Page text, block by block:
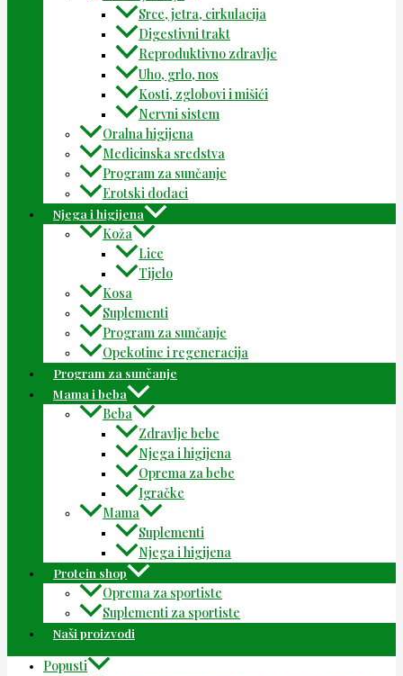
Srce, jetra, cirkulacija
Digestivni trakt
Reproduktivno zdravlje
Uho, grlo, nos
Kosti, zglobovi i mišići
Nervni sistem
Oralna higijena
Medicinska sredstva
Program za sunčanje
Erotski dodaci
Njega i higijena
Koža
Lice
Tijelo
Kosa
Suplementi
Program za sunčanje
Opekotine i regeneracija
Program za sunčanje
Mama i beba
Beba
Zdravlje bebe
Njega i higijena
Oprema za bebe
Igračke
Mama
Suplementi
Njega i higijena
Protein shop
Oprema za sportiste
Suplementi za sportiste
Naši proizvodi
Popusti